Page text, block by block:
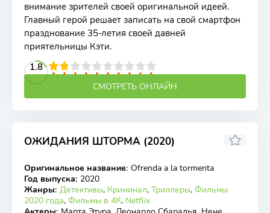
внимание зрителей своей оригинальной идеей.
Главный герой решает записать на свой смартфон
празднование 35-летия своей давней
приятельницы Кэти.
1.8
4 5 6 7 8 9 10
СМОТРЕТЬ ОНЛАЙН
ОЖИДАНИЯ ШТОРМА (2020)
WEB-DL
6.107 6.2
Оригинальное название: Ofrenda a la tormenta
Год выпуска: 2020
Жанры: Детективы, Криминал, Триллеры, Фильмы
2020 года, Фильмы в 4К, Netflix